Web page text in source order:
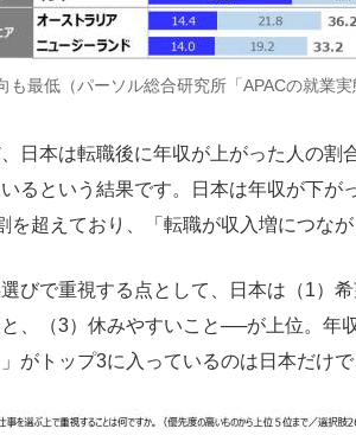
も最低（パーソル総合研究所「APACの就業
日本は転職後に年収が上がった人の割
るという結果です。日本は年収が下が
を超えており、「転職が収入増につな
びで重視する点として、日本は（1）
、（3）休みやすいこと──が上位。年
がトップ3に入っているのは日本だけ